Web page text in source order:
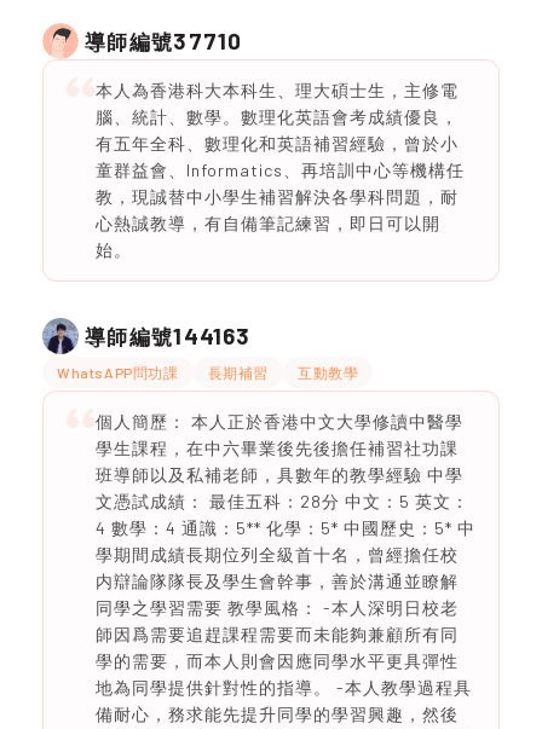
導師編號37710
本人為香港科大本科生、理大碩士生，主修電
腦、統計、數學。數理化英語會考成績優良，
有五年全科、數理化和英語補習經驗，曾於小
童群益會、Informatics、再培訓中心等機構任
教，現誠替中小學生補習解決各學科問題，耐
心熱誠教導，有自備筆記練習，即日可以開
始。
導師編號144163
WhatsAPP問功課 長期補習 互動教學
個人簡歷： 本人正於香港中文大學修讀中醫學
學生課程，在中六畢業後先後擔任補習社功課
班導師以及私補老師，具數年的教學經驗 中學
文憑試成績： 最佳五科：28分 中文：5 英文：
4 數學：4 通識：5** 化學：5* 中國歷史：5* 中
學期間成績長期位列全級首十名，曾經擔任校
内辯論隊隊長及學生會幹事，善於溝通並瞭解
同學之學習需要 教學風格： -本人深明日校老
師因爲需要追趕課程需要而未能夠兼顧所有同
學的需要，而本人則會因應同學水平更具彈性
地為同學提供針對性的指導。 -本人教學過程具
備耐心，務求能先提升同學的學習興趣，然後